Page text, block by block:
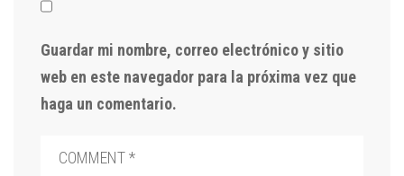
Guardar mi nombre, correo electrónico y sitio
web en este navegador para la próxima vez que
haga un comentario.